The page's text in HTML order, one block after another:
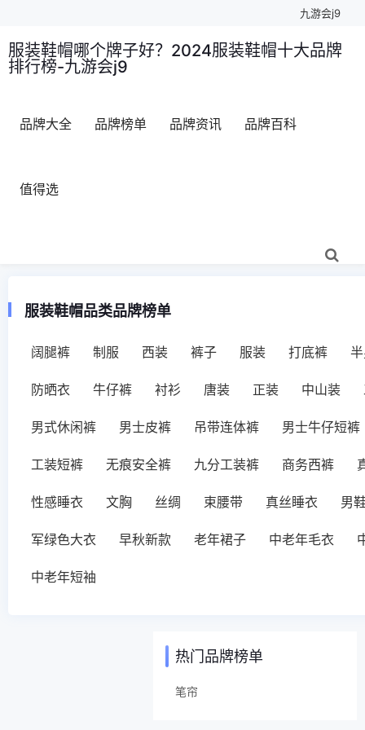
九游会j9
服装鞋帽哪个牌子好？2024服装鞋帽十大品牌
排行榜-九游会j9
品牌大全 品牌榜单 品牌资讯 品牌百科
值得选
服装鞋帽品类品牌榜单
阔腿裤 制服 西装 裤子 服装 打底裤
防晒衣 牛仔裤 衬衫 唐装 正装 中山装
男式休闲裤 男士皮裤 吊带连体裤 男士牛仔短裤
工装短裤 无痕安全裤 九分工装裤 商务西裤
性感睡衣 文胸 丝绸 束腰带 真丝睡衣 男
军绿色大衣 早秋新款 老年裙子 中老年毛衣
中老年短袖
热门品牌榜单
笔帘